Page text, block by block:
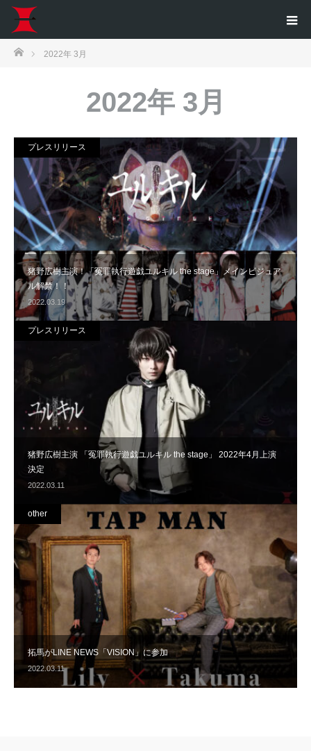
ホーム2022年 3月
2022年 3月
猪野広樹主演！「冤罪執行遊戯ユルキル the stage」メインビジュア
ル解禁！！
2022.03.19
プレスリリース
猪野広樹主演 「冤罪執行遊戯ユルキル the stage」 2022年4月上演
決定
2022.03.11
プレスリリース
拓馬がLINE NEWS「VISION」に参加
2022.03.11
other